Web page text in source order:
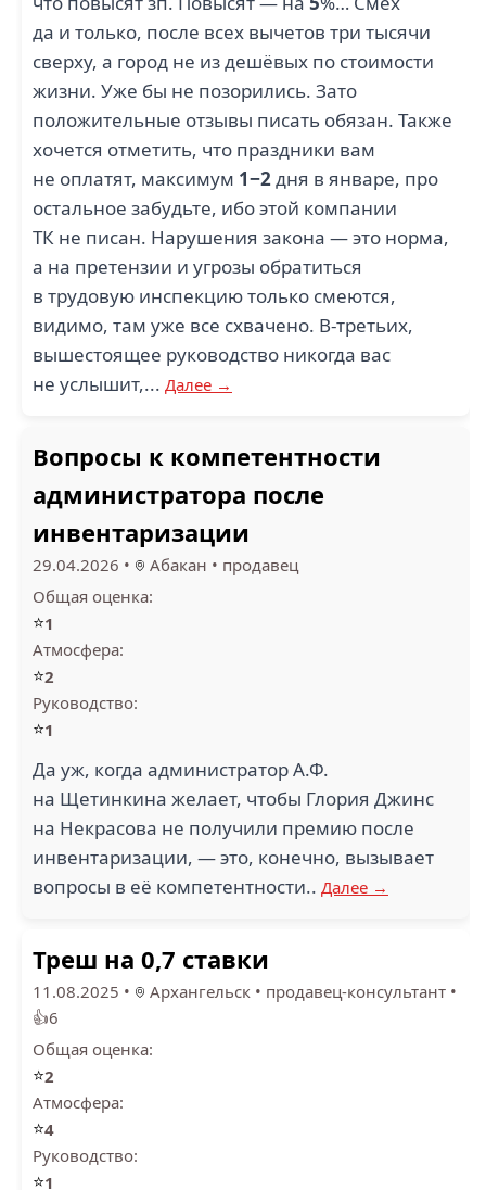
да и только, после всех вычетов три тысячи
сверху, а город не из дешёвых по стоимости
жизни. Уже бы не позорились. Зато
положительные отзывы писать обязан. Также
хочется отметить, что праздники вам
не оплатят, максимум 1−2дня в январе, про
остальное забудьте, ибо этой компании
ТК не писан. Нарушения закона — это норма,
а на претензии и угрозы обратиться
в трудовую инспекцию только смеются,
видимо, там уже все схвачено. В-третьих,
вышестоящее руководство никогда вас
не услышит,... Далее →
Вопросы к компетентности
администратора после
инвентаризации
29.04.2026 • Абакан • продавец
Общая оценка:
⭐1
Атмосфера:
⭐2
Руководство:
⭐1
Да уж, когда администратор А.Ф.
на Щетинкина желает, чтобы Глория Джинс
на Некрасова не получили премию после
инвентаризации, — это, конечно, вызывает
вопросы в её компетентности.. Далее →
Треш на 0,7 ставки
11.08.2025 • Архангельск • продавец-консультант •
👍6
Общая оценка:
⭐2
Атмосфера:
⭐4
Руководство:
⭐1